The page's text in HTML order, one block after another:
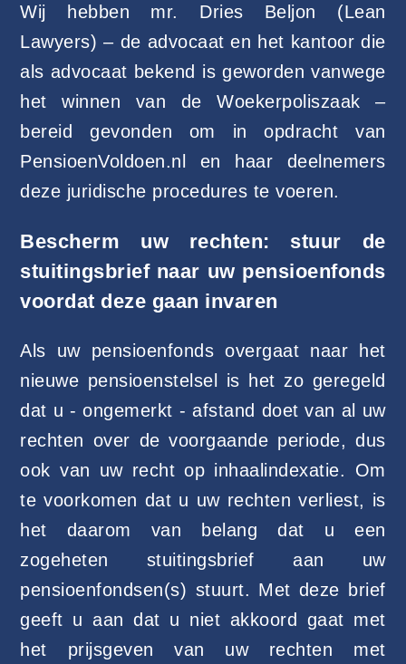
Wij hebben mr. Dries Beljon (Lean
Lawyers) – de advocaat en het kantoor die
als advocaat bekend is geworden vanwege
het winnen van de Woekerpoliszaak –
bereid gevonden om in opdracht van
PensioenVoldoen.nl en haar deelnemers
deze juridische procedures te voeren.
Bescherm uw rechten: stuur de
stuitingsbrief naar uw pensioenfonds
voordat deze gaan invaren
Als uw pensioenfonds overgaat naar het
nieuwe pensioenstelsel is het zo geregeld
dat u - ongemerkt - afstand doet van al uw
rechten over de voorgaande periode, dus
ook van uw recht op inhaalindexatie. Om
te voorkomen dat u uw rechten verliest, is
het daarom van belang dat u een
zogeheten stuitingsbrief aan uw
pensioenfondsen(s) stuurt. Met deze brief
geeft u aan dat u niet akkoord gaat met
het prijsgeven van uw rechten met